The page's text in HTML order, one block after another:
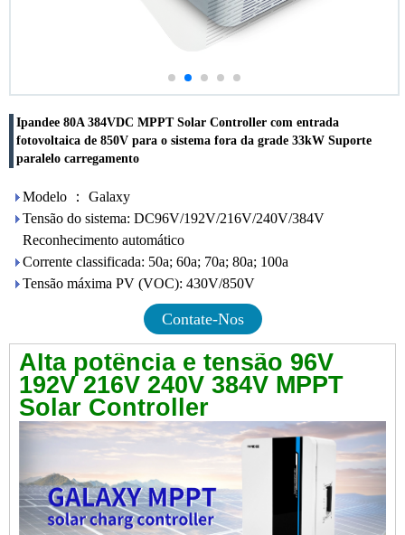
Ipandee 80A 384VDC MPPT Solar Controller com entrada
fotovoltaica de 850V para o sistema fora da grade 33kW Suporte
paralelo carregamento
Modelo ： Galaxy
Tensão do sistema: DC96V/192V/216V/240V/384V
Reconhecimento automático
Corrente classificada: 50a; 60a; 70a; 80a; 100a
Tensão máxima PV (VOC): 430V/850V
Contate-Nos
Alta potência e tensão 96V
192V 216V 240V 384V MPPT
Solar Controller